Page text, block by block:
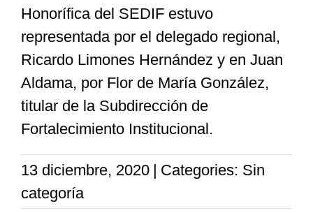
Honorífica del SEDIF estuvo
representada por el delegado regional,
Ricardo Limones Hernández y en Juan
Aldama, por Flor de María González,
titular de la Subdirección de
Fortalecimiento Institucional.
13 diciembre, 2020 | Categories: Sin
categoría